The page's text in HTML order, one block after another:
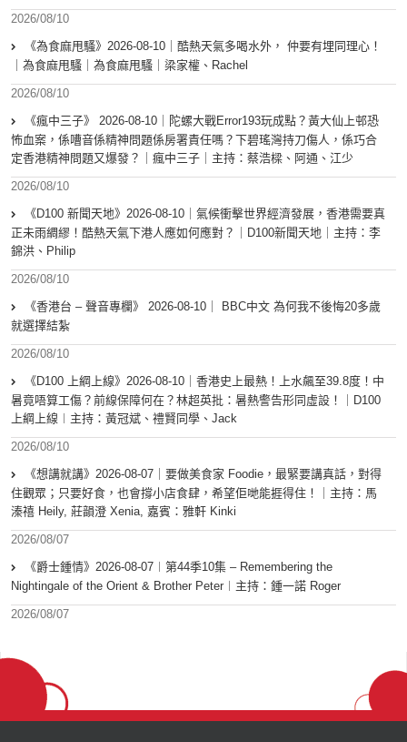
2026/08/10
《為食麻甩騷》2026-08-10｜酷熱天氣多喝水外， 仲要有埋同理心！
｜為食麻甩騷｜為食麻甩騷｜梁家權、Rachel
2026/08/10
《瘋中三子》 2026-08-10｜陀螺大戰Error193玩成點？黃大仙上邨恐
怖血案，係嘈音係精神問題係房署責任嗎？下碧瑤灣持刀傷人，係巧合
定香港精神問題又爆發？｜瘋中三子｜主持：蔡浩樑、阿通、江少
2026/08/10
《D100 新聞天地》2026-08-10｜氣候衝擊世界經濟發展，香港需要真
正未雨綢繆！酷熱天氣下港人應如何應對？｜D100新聞天地｜主持：李
錦洪、Philip
2026/08/10
《香港台 – 聲音專欄》 2026-08-10｜ BBC中文 為何我不後悔20多歲
就選擇結紮
2026/08/10
《D100 上綱上線》2026-08-10｜香港史上最熱！上水飆至39.8度！中
暑竟唔算工傷？前線保障何在？林超英批：暑熱警告形同虛設！｜D100
上綱上線︱主持：黃冠斌、禮賢同學、Jack
2026/08/10
《想講就講》2026-08-07｜要做美食家 Foodie，最緊要講真話，對得
住觀眾；只要好食，也會撐小店食肆，希望佢哋能捱得住！｜主持：馬
溱禧 Heily, 莊韻澄 Xenia, 嘉賓：雅軒 Kinki
2026/08/07
《爵士鍾情》2026-08-07︱第44季10集 – Remembering the
Nightingale of the Orient & Brother Peter︱主持：鍾一諾 Roger
2026/08/07